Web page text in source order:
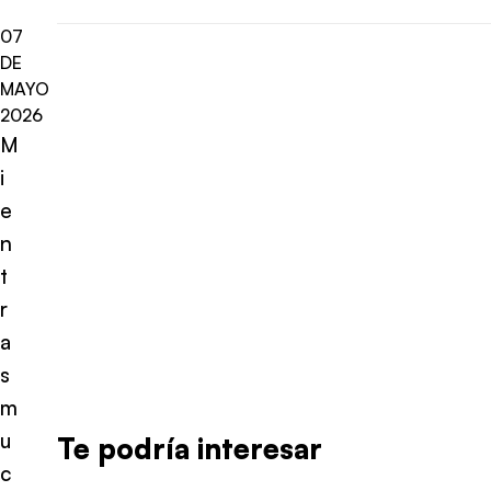
07
DE
MAYO
2026
M
i
e
n
t
r
a
s
m
u
c
Te podría interesar